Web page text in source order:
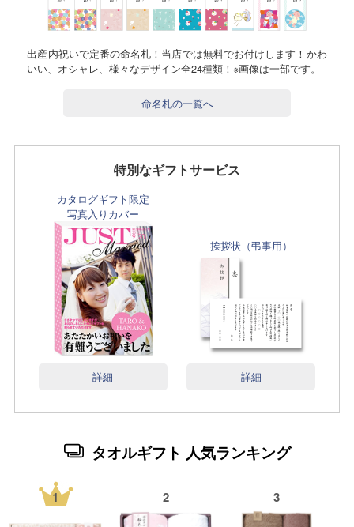
出産内祝いで定番の命名札！当店では無料でお付けします！かわ
いい、オシャレ、様々なデザイン全24種類！※画像は一部です。
命名札の一覧へ
特別なギフトサービス
カタログギフト限定
写真入りカバー
詳細
挨拶状（弔事用）
詳細
タオルギフト 人気ランキング
1 2 3